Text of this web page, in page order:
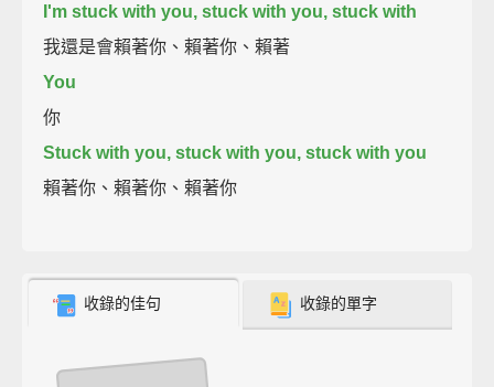
I'm stuck with you, stuck with you, stuck with
我還是會賴著你、賴著你、賴著
You
你
Stuck with you, stuck with you, stuck with you
賴著你、賴著你、賴著你
收錄的佳句 收錄的單字